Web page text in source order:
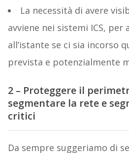
La necessità di avere
avviene nei sistemi ICS, per
all’istante se ci sia incorso
prevista e potenzialmente
2 – Proteggere il
segmentare la rete e
critici
Da sempre suggeriamo di